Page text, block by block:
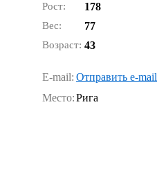
Рост: 178
Вес: 77
Возраст: 43
E-mail: Отправить e-mail
Место:Рига